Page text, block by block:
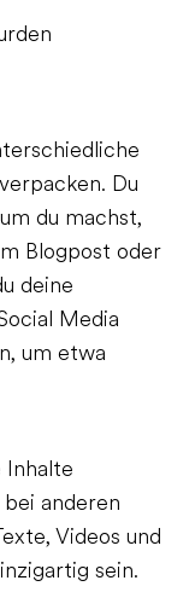
Du
du machst,
Blogpost oder
deine
Media
um etwa
Inhalte
anderen
Videos und
sein.